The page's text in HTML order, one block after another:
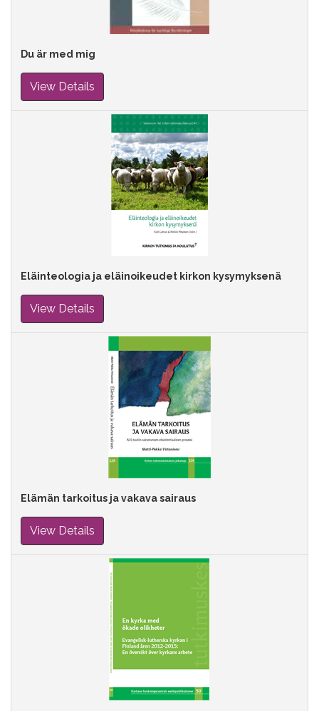
Du är med mig
View Details
Eläinteologia ja eläinoikeudet kirkon kysymyksenä
View Details
Elämän tarkoitus ja vakava sairaus
View Details